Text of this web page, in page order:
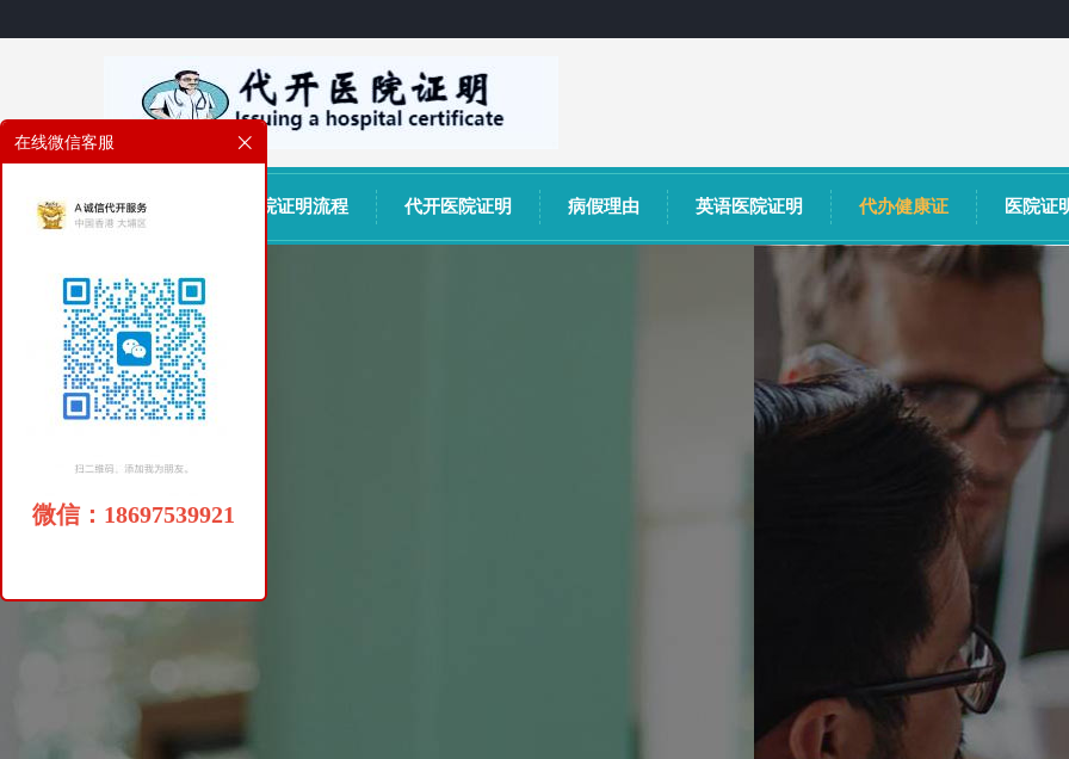
网站首页 医院证明流程 代开医院证明 病假理由 英语医院证明 代办健康证 医院证
在线微信客服
微信：18697539921